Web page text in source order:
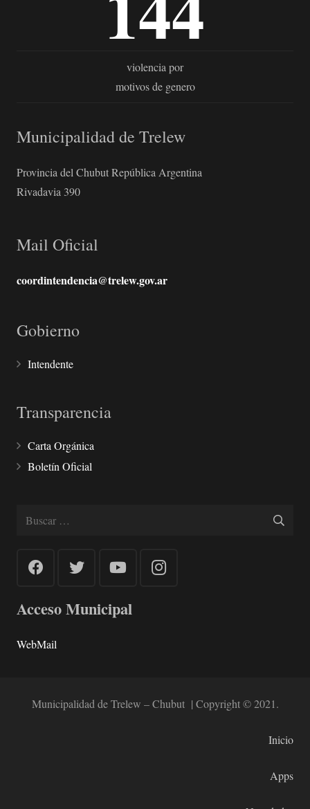
violencia por
motivos de genero
Municipalidad de Trelew
Provincia del Chubut República Argentina
Rivadavia 390
Mail Oficial
coordintendencia@trelew.gov.ar
Gobierno
Intendente
Transparencia
Carta Orgánica
Boletín Oficial
Buscar:
Acceso Municipal
WebMail
Municipalidad de Trelew – Chubut | Copyright © 2021.
Inicio
Apps